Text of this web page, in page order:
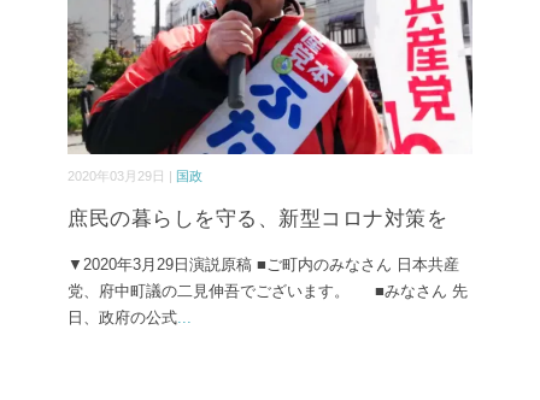
2020年03月29日 | 国政
庶民の暮らしを守る、新型コロナ対策を
▼2020年3月29日演説原稿 ■ご町内のみなさん 日本共産
党、府中町議の二見伸吾でございます。 ■みなさん 先
日、政府の公式...